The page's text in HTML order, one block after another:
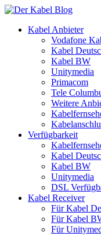
Kabel Anbieter
Vodafone
Kabel
Kabel BW
Unitymedia
Primacom
Tele
Weitere
Verfügbarkeit
Kabel
Kabel BW
Unitymedia
DSL
Kabel Receiver
Für Kabel
Für Kabel
Für